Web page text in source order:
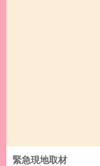
緊急現地取材